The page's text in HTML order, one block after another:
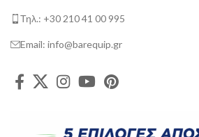
Τηλ.: +30 210 41 00 995
Email: info@barequip.gr